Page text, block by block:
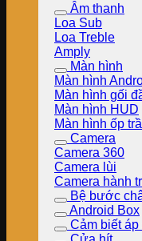
Âm thanh
Loa Sub
Loa Treble
Amply
Màn hình
Màn hình
Màn hình gối
Màn hình HUD
Màn hình ốp
Camera
Camera 360
Camera lùi
Camera hành
Bệ bước
Android Box
Cảm biết áp